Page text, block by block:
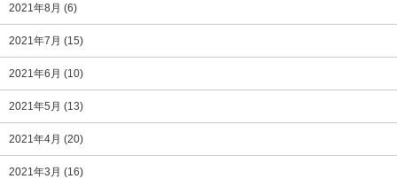
2021年8月 (6)
2021年7月 (15)
2021年6月 (10)
2021年5月 (13)
2021年4月 (20)
2021年3月 (16)